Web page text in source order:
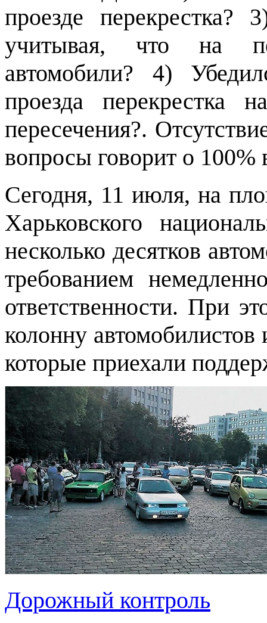
проезде
учитывая, что на
автомобили? 4)
проезда перекрестка
пересечения?.
вопросы говорит о 100%
Сегодня, 11 июля, на
Харьковского
несколько десятков
требованием
ответственности. При
колонну
которые приехали
Дорожный контроль